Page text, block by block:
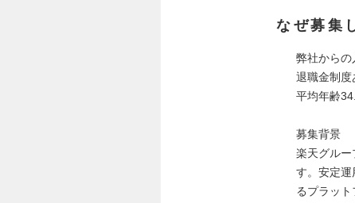
なぜ募集
弊社から
退職金制
平均年齢
募集背景
楽天グルー
す。安定運
るプラッ